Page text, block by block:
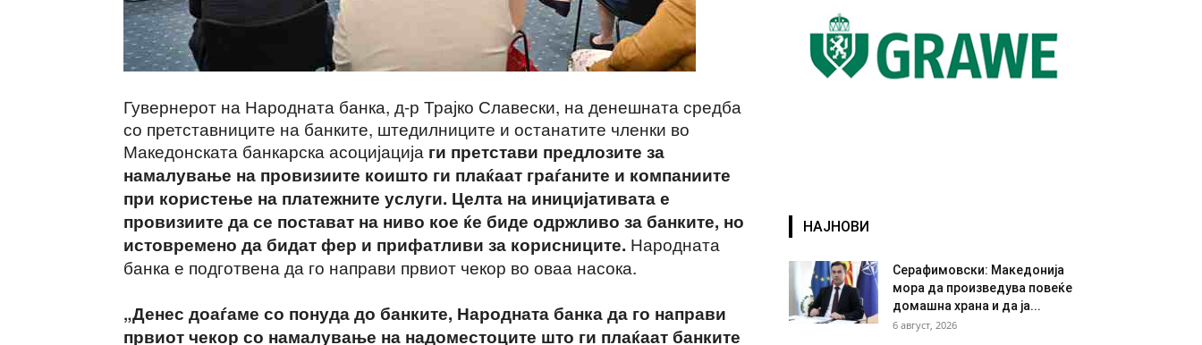
Гувернерот на Народната банка, д-р Трајко Славески, на денешната средба
со претставниците на банките, штедилниците и останатите членки во
Македонската банкарска асоцијација ги претстави предлозите за
намалување на провизиите коишто ги плаќаат граѓаните и компаниите
при користење на платежните услуги. Целта на иницијативата е
провизиите да се постават на ниво кое ќе биде одржливо за банките, но
истовремено да бидат фер и прифатливи за корисниците. Народната
банка е подготвена да го направи првиот чекор во оваа насока.
„Денес доаѓаме со понуда до банките, Народната банка да го направи
првиот чекор со намалување на надоместоците што ги плаќаат банките
НАЈНОВИ
Серафимовски: Македонија
мора да произведува повеќе
домашна храна и да ја...
6 август, 2026